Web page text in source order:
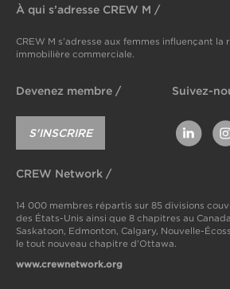
À qui s’adresse CREW M /
CREW M s’adresse aux femmes influençant la
immobilière commerciale.
Devenez membre /
S'INSCRIRE
Suivez-
CREW Network /
14 000 membres répartis sur 85 divisions
des États-Unis ainsi que 8 chapitres au
Saskatoon, Edmonton, Calgary, Nouvelle-
le tout nouveau chapitre d’Ottawa.
www.crewnetwork.org